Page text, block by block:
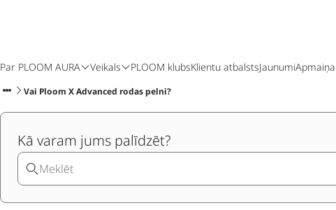
Par PLOOM AURA Veikals PLOOM klubsKlientu atbalstsJaunumiApmaiņa
Vai Ploom X Advanced rodas pelni?
Kā varam jums palīdzēt?